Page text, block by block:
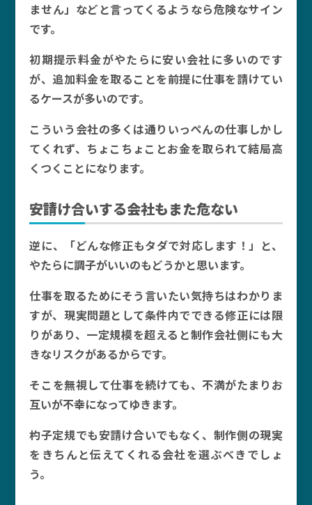
ません」などと言ってくるようなら危険なサイン
です。
初期提示料金がやたらに安い会社に多いのです
が、追加料金を取ることを前提に仕事を請けてい
るケースが多いのです。
こういう会社の多くは通りいっぺんの仕事しかし
てくれず、ちょこちょことお金を取られて結局高
くつくことになります。
安請け合いする会社もまた危ない
逆に、「どんな修正もタダで対応します！」と、
やたらに調子がいいのもどうかと思います。
仕事を取るためにそう言いたい気持ちはわかりま
すが、現実問題として条件内でできる修正には限
りがあり、一定規模を超えると制作会社側にも大
きなリスクがあるからです。
そこを無視して仕事を続けても、不満がたまりお
互いが不幸になってゆきます。
杓子定規でも安請け合いでもなく、制作側の現実
をきちんと伝えてくれる会社を選ぶべきでしょ
う。